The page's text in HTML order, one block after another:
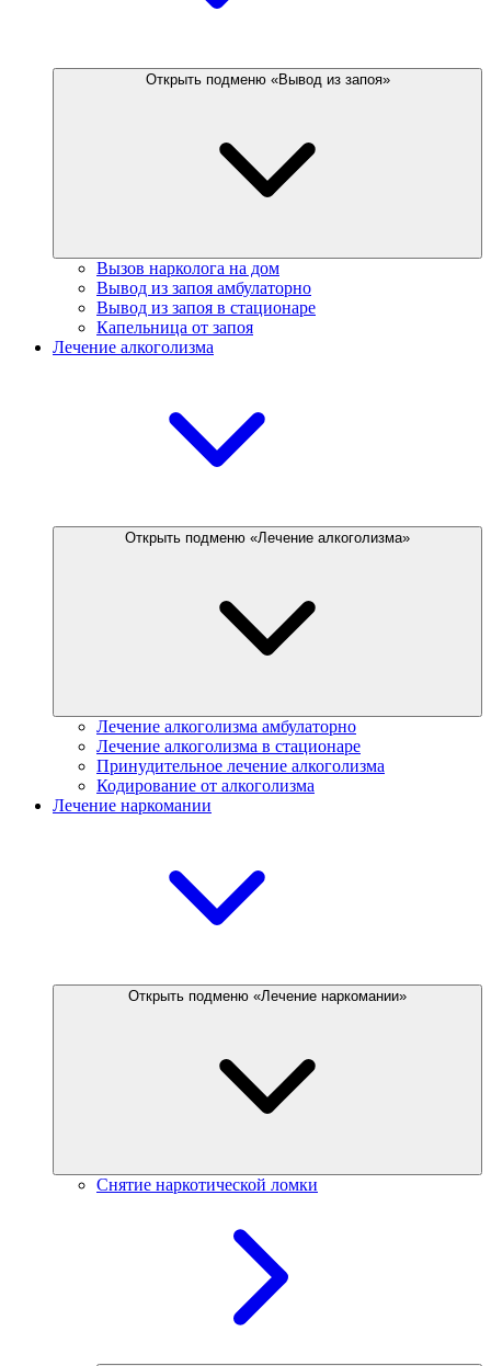
Открыть подменю «Вывод из запоя»
Вызов нарколога на дом
Вывод из запоя амбулаторно
Вывод из запоя в стационаре
Капельница от запоя
Лечение алкоголизма
Открыть подменю «Лечение алкоголизма»
Лечение алкоголизма амбулаторно
Лечение алкоголизма в стационаре
Принудительное лечение алкоголизма
Кодирование от алкоголизма
Лечение наркомании
Открыть подменю «Лечение наркомании»
Снятие наркотической ломки